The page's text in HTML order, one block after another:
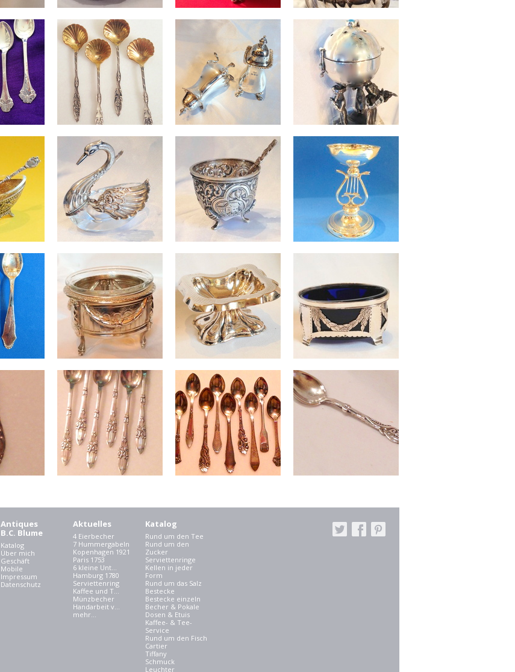
Antiques
B.C. Blume
Katalog
Über mich
Geschäft
Mobile
Impressum
Datenschutz
Aktuelles
4 Eierbecher
7 Hummergabeln
Kopenhagen 1921
Paris 1753
6 kleine Unt...
Hamburg 1780
Serviettenring
Kaffee und T...
Münzbecher
Handarbeit v...
mehr...
Katalog
Rund um den Tee
Rund um den
Zucker
Serviettenringe
Kellen in jeder
Form
Rund um das Salz
Bestecke
Bestecke einzeln
Becher & Pokale
Dosen & Etuis
Kaffee- & Tee-
Service
Rund um den Fisch
Cartier
Tiffany
Schmuck
Leuchter